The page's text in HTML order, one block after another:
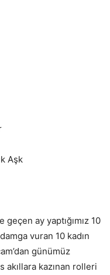
Aşk
geçen ay yaptığımız 10
vuran 10 kadın
günümüz
akıllara kazınan rolleri